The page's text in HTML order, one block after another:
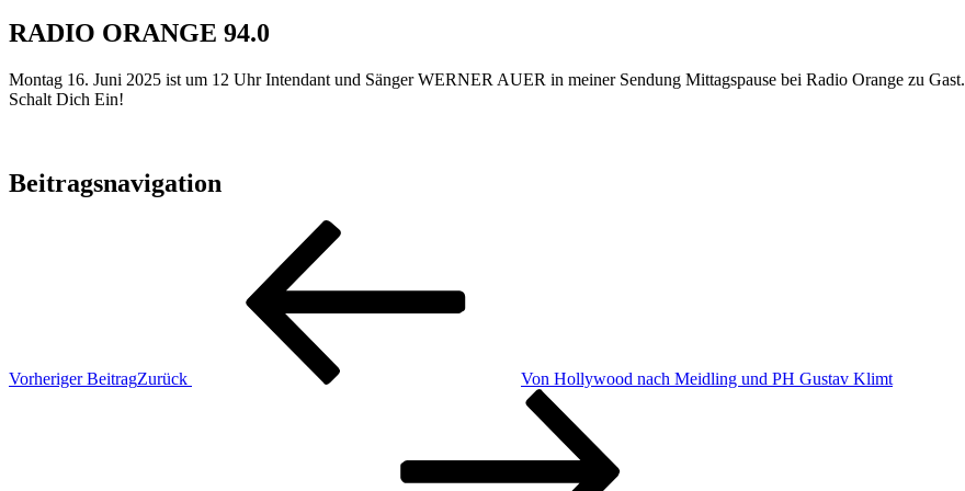
RADIO ORANGE 94.0
Montag 16. Juni 2025 ist um 12 Uhr Intendant und Sänger WERNER AUER in meiner Sendung Mittagspause bei Radio Orange zu Gast.
Schalt Dich Ein!
Beitragsnavigation
Vorheriger BeitragZurück Von Hollywood nach Meidling und PH Gustav Klimt